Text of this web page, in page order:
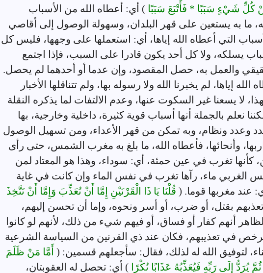
كُلِّ شَيْءٍ سَبَبًا * فَأَتْبَعَ سَبَبًا ) أي: أعطاه الله من الأسباب
ما به يستعين على قهر البلدان، وسهولة الوصول إلى أقاصي
التي أعطاه الله إياها، أي: استعملها على وجهها، فليس كل
يسلكه، ولا كل أحد يكون قادرا على السبب، فإذا اجتمع
والعمل به، حصل المقصود، وإن عدما أو أحدهما لم يحصل.
إياها، لم يخبرنا الله ولا رسوله بها، ولم تتناقلها الأخبار
لا يسعنا غير السكوت عنها، وعدم الالتفات لما يذكره النقلة
نعلم بالجملة أنها أسباب قوية كثيرة، داخلية وخارجية، بها
وعدد ونظام، وبه تمكن من قهر الأعداء، ومن تسهيل الوصول
وأنحائها، فأعطاه الله، ما بلغ به مغرب الشمس، حتى رأى
تغرب في عين حمئة، أي: سوداء، وهذا هو المعتاد لمن
الغربي ماء، رآها تغرب في نفس الماء وإن كانت في غاية
عند مغربها قوما. ( قُلْنَا يَا ذَا الْقَرْنَيْنِ إِمَّا أَنْ تُعَذِّبَ وَإِمَّا أَنْ تَتَّخِذَ
بقتل، أو ضرب، أو أسر ونحوه، وإما أن تحسن إليهم،
أنهم كفار أو فساق، أو فيهم شيء من ذلك، لأنهم لو كانوا
في تعذيبهم، فكان عند ذي القرنين من السياسة الشرعية
لتوفيق الله له لذلك، فقال: سأجعلهم قسمين: ( أَمَّا مَنْ ظَلَمَ
يُرَدُّ إِلَى رَبِّهِ فَيُعَذِّبُهُ عَذَابًا نُكْرًا ) أي: تحصل له العقوبتان،